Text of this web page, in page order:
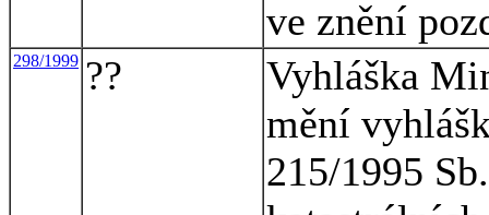
ve znění
298/1999 ??
Vyhláška
mění
215/1995